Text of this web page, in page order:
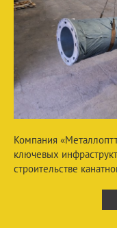
Компания
ключевых
строительстве